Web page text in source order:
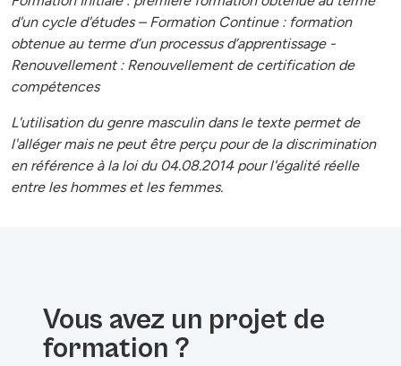
d'un cycle d'études – Formation Continue : formation
obtenue au terme d’un processus d’apprentissage -
Renouvellement : Renouvellement de certification de
compétences
L'utilisation du genre masculin dans le texte permet de
l'alléger mais ne peut être perçu pour de la discrimination
en référence à la loi du 04.08.2014 pour l'égalité réelle
entre les hommes et les femmes.
Vous avez un projet de
formation ?